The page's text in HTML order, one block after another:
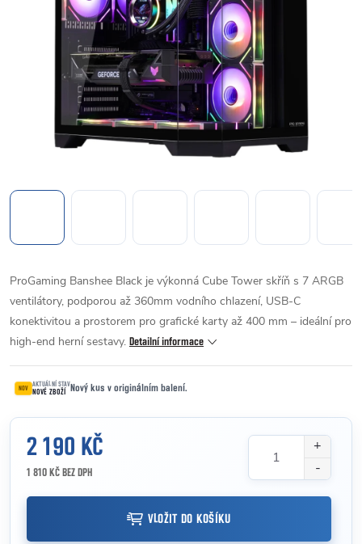
ProGaming Banshee Black je výkonná Cube Tower skříň s 7 ARGB
ventilátory, podporou až 360mm vodního chlazení, USB-C
konektivitou a prostorem pro grafické karty až 400 mm – ideální pro
high-end herní sestavy. Detailní informace
NOV AKTUÁLNÍ STAV
NOVÉ ZBOŽÍ Nový kus v originálním balení.
2 190 KČ
1 810 KČ BEZ DPH
VLOŽIT DO KOŠÍKU